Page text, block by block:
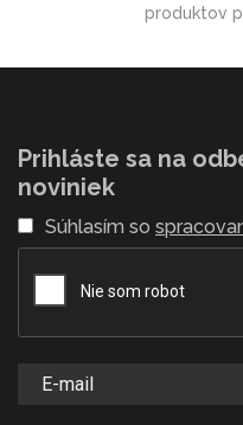
produktov
Prihláste sa na
noviniek
Súhlasím so